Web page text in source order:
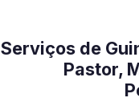
Serviços de
Pastor,